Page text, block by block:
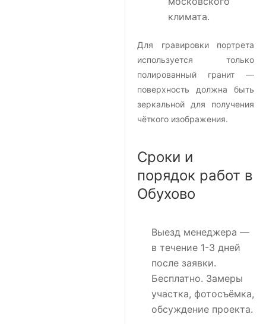
климата.
Для гравировки портрета
используется только
полированный гранит —
поверхность должна быть
зеркальной для получения
чёткого изображения.
Сроки и
порядок работ в
Обухово
Выезд менеджера —
в течение 1-3 дней
после заявки.
Бесплатно. Замеры
участка, фотосъёмка,
обсуждение проекта.